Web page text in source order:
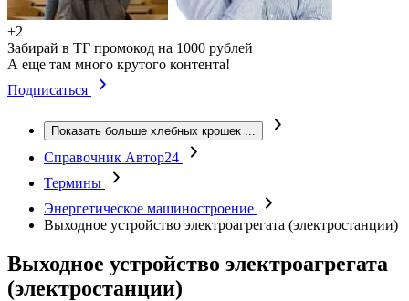
+2
Забирай в ТГ промокод на 1000 рублей
А еще там много крутого контента!
Подписаться
Показать больше хлебных крошек ...
Справочник Автор24
Термины
Энергетическое машиностроение
Выходное устройство электроагрегата (электростанции)
Выходное устройство электроагрегата
(электростанции)